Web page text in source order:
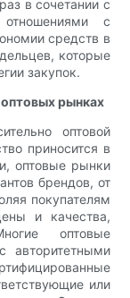
в сочетании с
с
средств в
которые
закупок.
рынках
оптовой
приносится в
оптовые рынки
брендов, от
покупателям
и качества,
оптовые
авторитетными
или